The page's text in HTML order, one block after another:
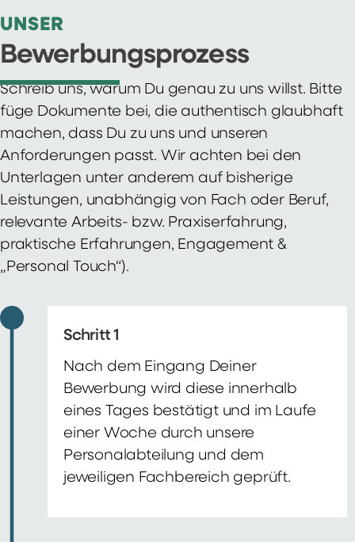
UNSER
Bewerbungsprozess
Schreib uns, warum Du genau zu uns willst. Bitte
füge Dokumente bei, die authentisch glaubhaft
machen, dass Du zu uns und unseren
Anforderungen passt. Wir achten bei den
Unterlagen unter anderem auf bisherige
Leistungen, unabhängig von Fach oder Beruf,
relevante Arbeits- bzw. Praxiserfahrung,
praktische Erfahrungen, Engagement &
„Personal Touch“).
Schritt 1
Nach dem Eingang Deiner
Bewerbung wird diese innerhalb
eines Tages bestätigt und im Laufe
einer Woche durch unsere
Personalabteilung und dem
jeweiligen Fachbereich geprüft.